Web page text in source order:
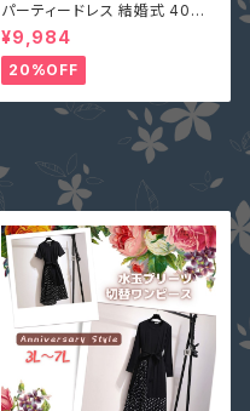
パーティードレス 結婚式 40代
大きいサイズ オリーブ L(S寄り
M) 5L 即納 2L 3L 4L 6L MD
-1164467 袖あり 七分袖 花柄
刺繍 総レース ワンピース タイ
ト Aライン 春
¥9,984
20%OFF